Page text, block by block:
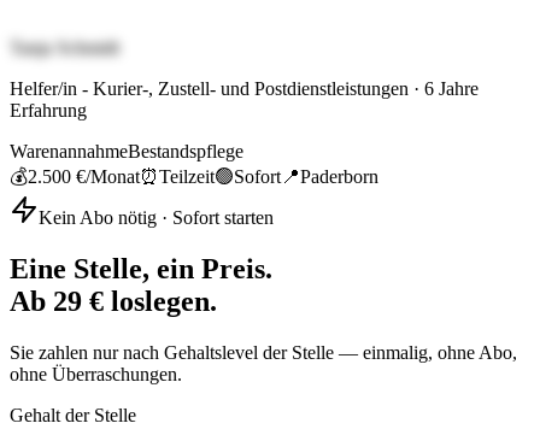
Tanja Schmidt
Helfer/in - Kurier-, Zustell- und Postdienstleistungen · 6 Jahre
Erfahrung
WarenannahmeBestandspflege
💰2.500 €/Monat⏰Teilzeit🟢Sofort 📍Paderborn
Kein Abo nötig · Sofort starten
Eine Stelle, ein Preis.
Ab 29 € loslegen.
Sie zahlen nur nach Gehaltslevel der Stelle — einmalig, ohne Abo,
ohne Überraschungen.
Gehalt der Stelle